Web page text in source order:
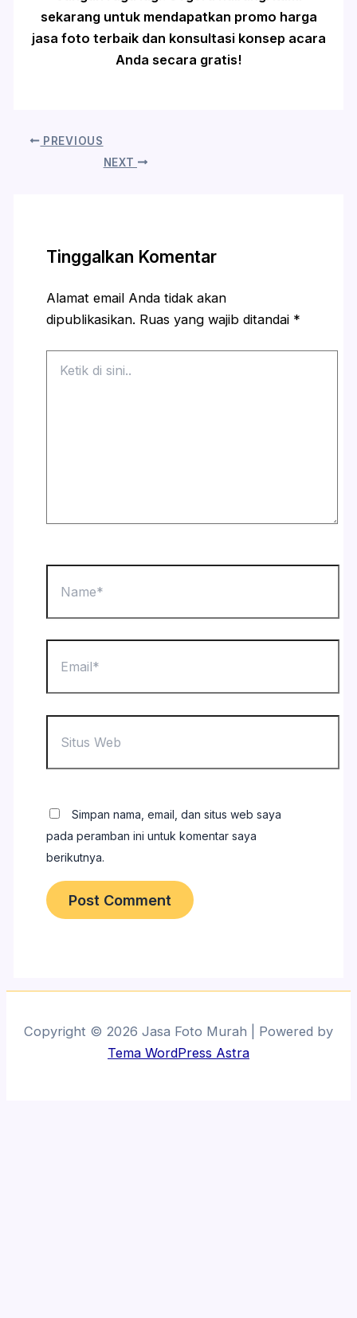
sekarang untuk mendapatkan promo harga
jasa foto terbaik dan konsultasi konsep acara
Anda secara gratis!
PREVIOUS
NEXT
Tinggalkan Komentar
Alamat email Anda tidak akan
dipublikasikan. Ruas yang wajib ditandai *
Web
Simpan nama, email, dan situs web saya
pada peramban ini untuk komentar saya
berikutnya.
Copyright © 2026 Jasa Foto Murah | Powered by
Tema WordPress Astra